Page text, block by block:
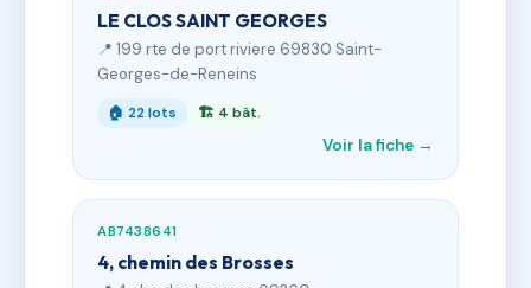
LE CLOS SAINT GEORGES
📍 199 rte de port riviere 69830 Saint-
Georges-de-Reneins
🏠 22 lots 🏗 4 bât.
Voir la fiche →
AB7438641
4, chemin des Brosses